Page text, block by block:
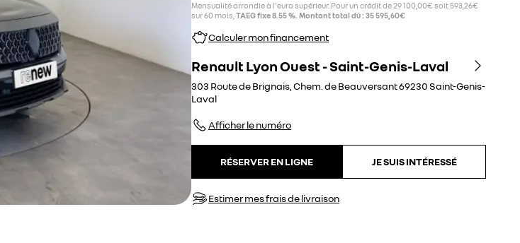
Mensualité arrondie à l'euro supérieur. Pour un crédit de 29 100,00€ soit 593,26€
sur 60 mois, TAEG fixe 8.55 %. Montant total dû : 35 595,60€
Calculer mon financement
Renault Lyon Ouest - Saint-Genis-Laval
303 Route de Brignais, Chem. de Beauversant69230Saint-Genis-
Laval
Afficher le numéro
RÉSERVER EN LIGNE JE SUIS INTÉRESSÉ
Estimer mes frais de livraison